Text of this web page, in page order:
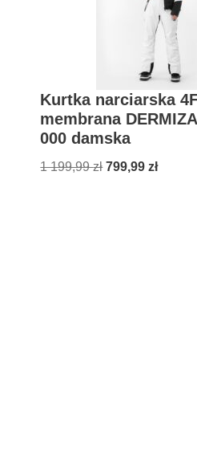
Kurtka narciarska
membrana
000 damska
1 199,99zł 799,99zł